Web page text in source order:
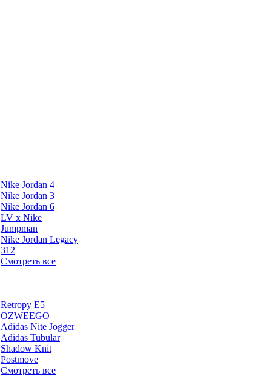
Nike Jordan 4
Nike Jordan 3
Nike Jordan 6
LV x Nike
Jumpman
Nike Jordan Legacy
312
Смотреть все
Retropy E5
OZWEEGO
Adidas Nite Jogger
Adidas Tubular
Shadow Knit
Postmove
Смотреть все